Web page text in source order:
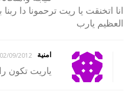
انا اتخنقت يا ريت ترحمونا دا
العظيم يارب
امنية 02/09/2012 23:19
ياريت تكون